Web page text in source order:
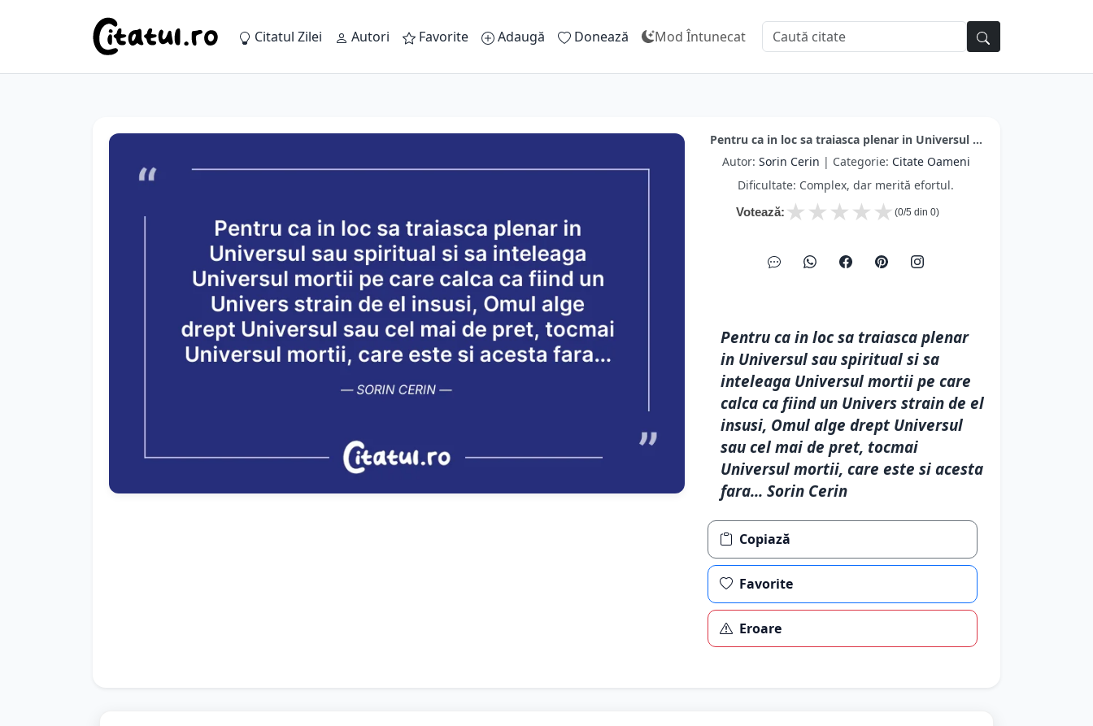
Citatul Zilei Autori Favorite Adaugă Donează Mod Întunecat
Pentru ca in loc sa traiasca plenar in Universul ...
Autor: Sorin Cerin | Categorie: Citate Oameni
Dificultate: Complex, dar merită efortul.
Votează: ★
★
★
★
★ (0/5 din 0)
Pentru ca in loc sa traiasca plenar
in Universul sau spiritual si sa
inteleaga Universul mortii pe care
calca ca fiind un Univers strain de el
insusi, Omul alge drept Universul
sau cel mai de pret, tocmai
Universul mortii, care este si acesta
fara... Sorin Cerin
Copiază
Favorite
Eroare